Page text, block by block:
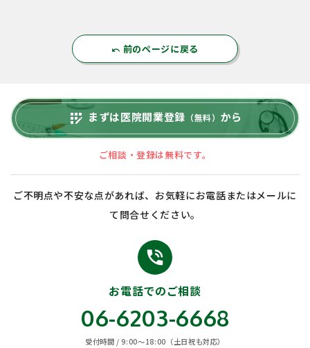
undo 前のページに戻る
app_registration まずは医院開業登録 （無料） から
ご相談・登録は無料です。
ご不明点や不安な点があれば、お気軽にお電話またはメールに
て問合せください。
phone_in_talk
お電話でのご相談
06-6203-6668
受付時間 / 9:00〜18:00（土日祝も対応）